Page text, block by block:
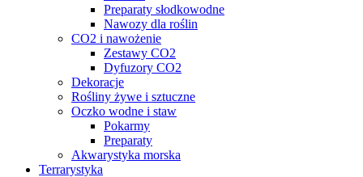
Preparaty słodkowodne
Nawozy dla roślin
CO2 i nawożenie
Zestawy CO2
Dyfuzory CO2
Dekoracje
Rośliny żywe i sztuczne
Oczko wodne i staw
Pokarmy
Preparaty
Akwarystyka morska
Terrarystyka